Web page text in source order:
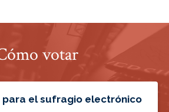
votar
para el sufragio electrónico